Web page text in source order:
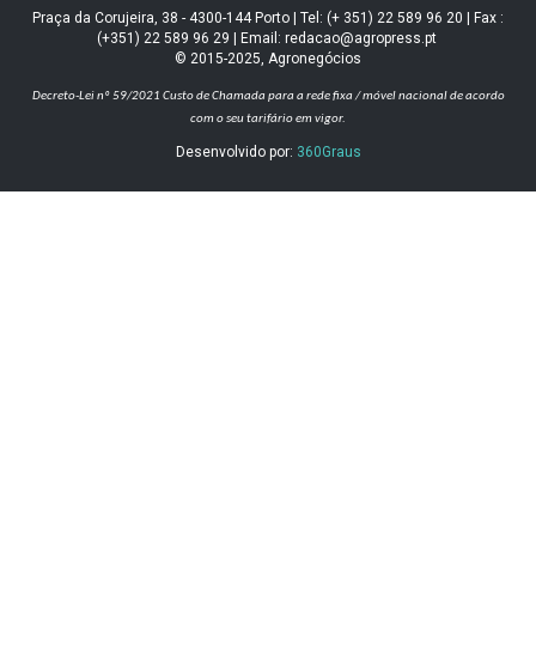
Praça da Corujeira, 38 - 4300-144 Porto | Tel: (+ 351) 22 589 96 20 | Fax :
(+351) 22 589 96 29 | Email: redacao@agropress.pt
© 2015-2025, Agronegócios
Decreto-Lei nº 59/2021 Custo de Chamada para a rede fixa / móvel nacional de acordo
com o seu tarifário em vigor.
Desenvolvido por: 360Graus